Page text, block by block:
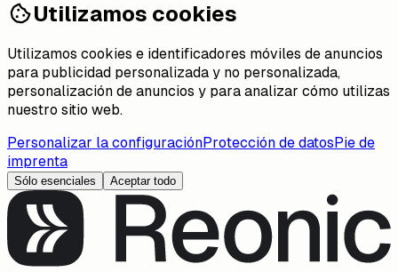
Utilizamos cookies
Utilizamos cookies e identificadores móviles de anuncios
para publicidad personalizada y no personalizada,
personalización de anuncios y para analizar cómo utilizas
nuestro sitio web.
Personalizar la configuraciónProtección de datosPie de
imprenta
Sólo esenciales Aceptar todo